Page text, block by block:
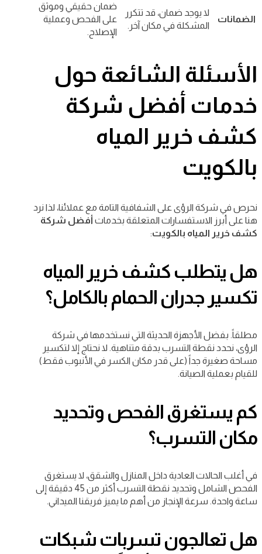
الضمانات
لا يوجد ضمان، قد تتكرر
المشكلة في مكان آخر.
ضمان حقيقي وموثق
على الفحص وعملية
الإصلاح.
الأسئلة الشائعة حول
خدمات أفضل شركة
كشف خرير المياه
بالكويت
نحرص في شركة الرؤى على الشفافية التامة مع عملائنا، لذا نرد
هنا على أبرز الاستفسارات المتعلقة بخدمات أفضل شركة
كشف خرير المياه بالكويت:
هل يتطلب كشف خرير المياه
تكسير جدران الحمام بالكامل؟
مطلقاً. بفضل الأجهزة الحديثة التي نستخدمها في شركة
الرؤى، نحدد نقطة التسرب بدقة متناهية. لا نحتاج إلا لتكسير
مساحة صغيرة جداً (على قدر مكان الكسر في الأنبوب فقط)
للقيام بعملية الصيانة.
كم يستغرق الفحص وتحديد
مكان التسرب؟
في أغلب الحالات العادية داخل المنازل والشقق، لا يستغرق
الفحص الشامل وتحديد نقطة التسرب أكثر من 45 دقيقة إلى
ساعة واحدة. سرعة الإنجاز من أهم ما يميز فريقنا الميداني.
هل تعالجون تسربات شبكات